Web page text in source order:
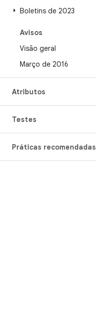
Boletins de 2023
Avisos
Visão geral
Março de 2016
Atributos
Testes
Práticas recomendadas